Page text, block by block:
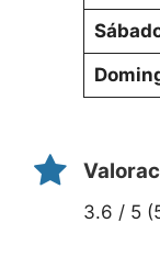
3.6 / 5